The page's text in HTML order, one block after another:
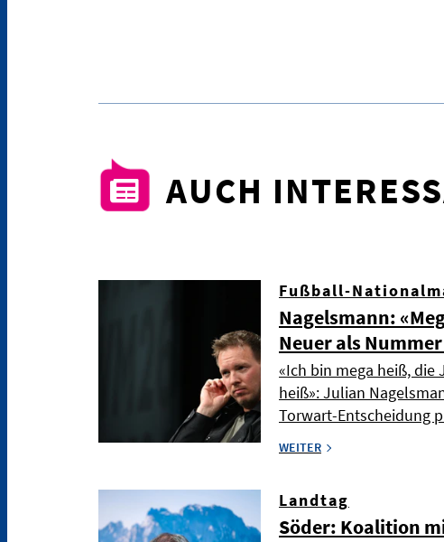
AUCH
Fußball-
Nagelsmann:
Neuer als
«Ich bin mega heiß, die
heiß»: Julian
Torwart-Entscheidung
WEITER
Landtag
Söder: Koalition